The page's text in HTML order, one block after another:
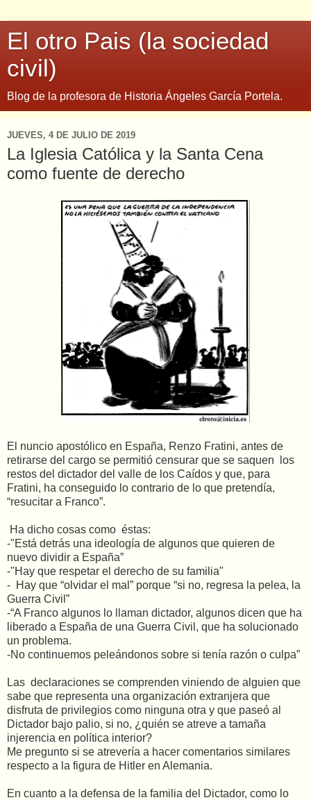
El otro Pais (la sociedad
civil)
Blog de la profesora de Historia Ángeles García Portela.
JUEVES, 4 DE JULIO DE 2019
La Iglesia Católica y la Santa Cena
como fuente de derecho
El nuncio apostólico en España, Renzo Fratini, antes de
retirarse del cargo se permitió censurar que se saquen los
restos del dictador del valle de los Caídos y que, para
Fratini, ha conseguido lo contrario de lo que pretendía,
“resucitar a Franco”.
Ha dicho cosas como éstas:
-"Está detrás una ideología de algunos que quieren de
nuevo dividir a España”
-"Hay que respetar el derecho de su familia"
- Hay que “olvidar el mal” porque “si no, regresa la pelea, la
Guerra Civil”
-“A Franco algunos lo llaman dictador, algunos dicen que ha
liberado a España de una Guerra Civil, que ha solucionado
un problema.
-No continuemos peleándonos sobre si tenía razón o culpa”
Las declaraciones se comprenden viniendo de alguien que
sabe que representa una organización extranjera que
disfruta de privilegios como ninguna otra y que paseó al
Dictador bajo palio, si no, ¿quién se atreve a tamaña
injerencia en política interior?
Me pregunto si se atrevería a hacer comentarios similares
respecto a la figura de Hitler en Alemania.
En cuanto a la defensa de la familia del Dictador, como lo